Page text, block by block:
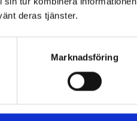
deras tjänster.
Marknadsföring
på absolut högsta nivå
möten som passar våra
budget.